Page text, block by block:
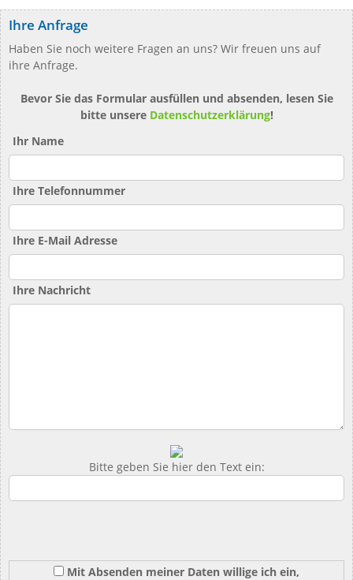
Ihre Anfrage
Haben Sie noch weitere Fragen an uns? Wir freuen uns auf
ihre Anfrage.
Bevor Sie das Formular ausfüllen und absenden, lesen Sie
bitte unsere Datenschutzerklärung!
Ihr Name
Ihre Telefonnummer
Ihre E-Mail Adresse
Ihre Nachricht
Bitte geben Sie hier den Text ein:
Mit Absenden meiner Daten willige ich ein,